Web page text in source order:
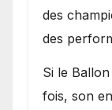
des
des
Si le
fois, son